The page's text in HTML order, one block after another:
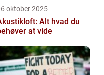
oktober 2025
Alt hvad du
at vide